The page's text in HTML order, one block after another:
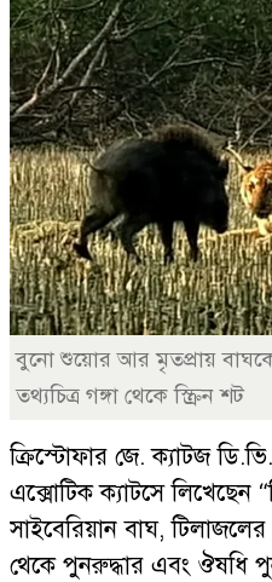
বুনো শুয়োর আর মৃতপ্রায় বাঘকে
তথ্যচিত্র গঙ্গা থেকে স্ক্রিন শট
ক্রিস্টোফার জে. ক্যাটজ
এক্সোটিক ক্যাটসে লিখেছেন
সাইবেরিয়ান বাঘ,
থেকে পুনরুদ্ধার এবং ঔষধি